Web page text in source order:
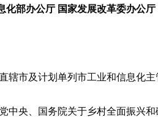
化部办公厅 国家发展改革委办公
辖市及计划单列市工业和信息化
中央、国务院关于乡村全面振兴